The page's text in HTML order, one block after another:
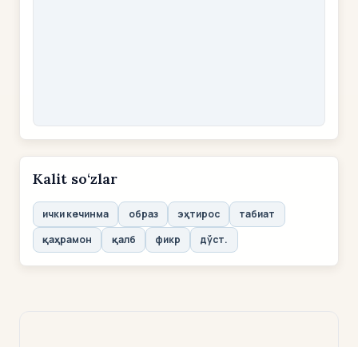
Kalit so‘zlar
ички кечинма образ эҳтирос
табиат
қаҳрамон
қалб фикр дўст.